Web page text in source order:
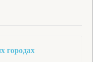
городах